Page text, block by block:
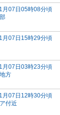
月07日05時08分頃
月07日15時29分頃
月07日03時23分頃
方
月07日12時30分頃
付近